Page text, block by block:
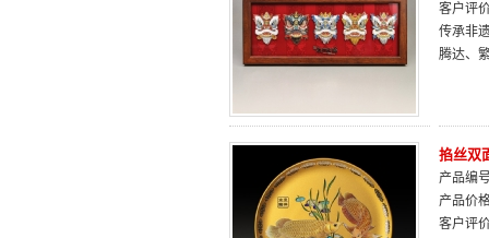
客户评
传承非
腾达、
掐丝双
产品编
产品价
客户评